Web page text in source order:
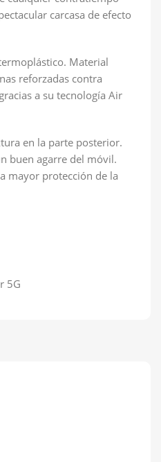
carcasa de efecto
Material
reforzadas contra
a su tecnología Air
en la parte posterior.
buen agarre del móvil.
mayor protección de la
5G